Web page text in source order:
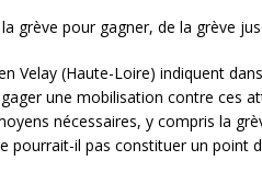
grève pour gagner, de la grève
Velay (Haute-Loire) indiquent
une mobilisation contre ces
nécessaires, y compris la
pourrait-il pas constituer un point